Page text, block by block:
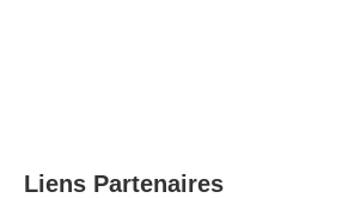
Liens Partenaires